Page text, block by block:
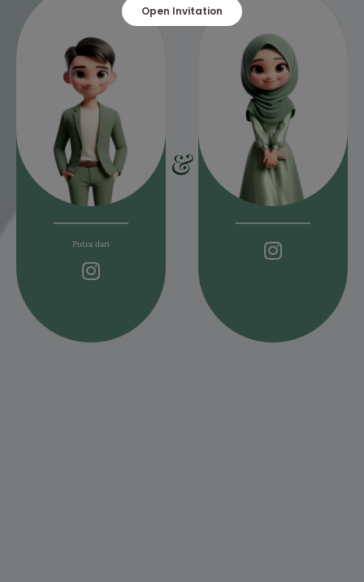
Putra dari
&
Open Invitation